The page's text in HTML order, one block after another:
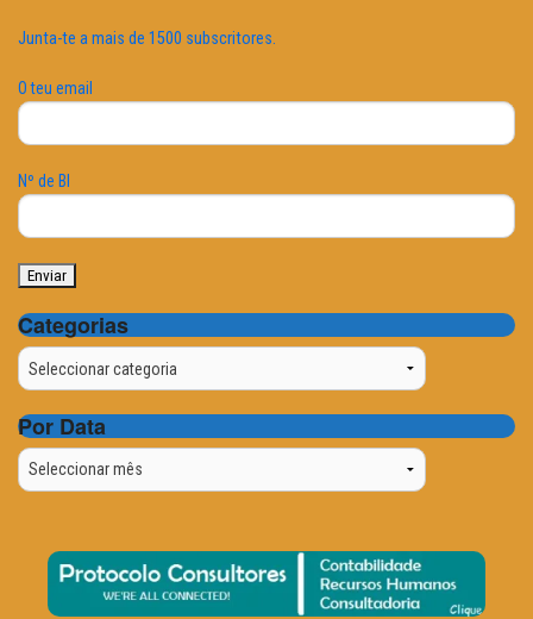
Junta-te a mais de 1500 subscritores.
O teu email
Nº de BI
Categorias
Categorias
Por Data
Por
Data